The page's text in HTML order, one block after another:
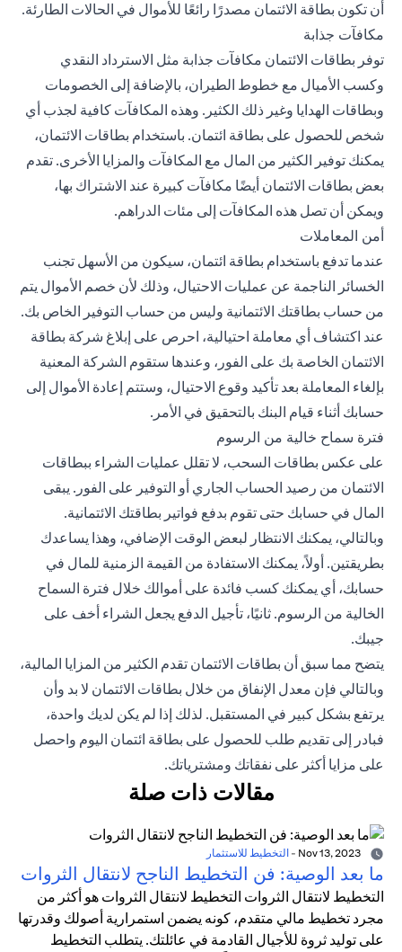
أن تكون بطاقة الائتمان مصدرًا رائعًا للأموال في الحالات الطارئة.
مكافآت جذابة
توفر بطاقات الائتمان مكافآت جذابة مثل الاسترداد النقدي
وكسب الأميال مع خطوط الطيران، بالإضافة إلى الخصومات
وبطاقات الهدايا وغير ذلك الكثير. وهذه المكافآت كافية لجذب أي
شخص للحصول على بطاقة ائتمان. باستخدام بطاقات الائتمان،
يمكنك توفير الكثير من المال مع المكافآت والمزايا الأخرى. تقدم
بعض بطاقات الائتمان أيضًا مكافآت كبيرة عند الاشتراك بها،
ويمكن أن تصل هذه المكافآت إلى مئات الدراهم.
أمن المعاملات
عندما تدفع باستخدام بطاقة ائتمان، سيكون من الأسهل تجنب
الخسائر الناجمة عن عمليات الاحتيال، وذلك لأن خصم الأموال يتم
من حساب بطاقتك الائتمانية وليس من حساب التوفير الخاص بك.
عند اكتشاف أي معاملة احتيالية، احرص على إبلاغ شركة بطاقة
الائتمان الخاصة بك على الفور، وعندها ستقوم الشركة المعنية
بإلغاء المعاملة بعد تأكيد وقوع الاحتيال، وستتم إعادة الأموال إلى
حسابك أثناء قيام البنك بالتحقيق في الأمر.
فترة سماح خالية من الرسوم
على عكس بطاقات السحب، لا تقلل عمليات الشراء ببطاقات
الائتمان من رصيد الحساب الجاري أو التوفير على الفور. يبقى
المال في حسابك حتى تقوم بدفع فواتير بطاقتك الائتمانية.
وبالتالي، يمكنك الانتظار لبعض الوقت الإضافي، وهذا يساعدك
بطريقتين. أولاً، يمكنك الاستفادة من القيمة الزمنية للمال في
حسابك، أي يمكنك كسب فائدة على أموالك خلال فترة السماح
الخالية من الرسوم. ثانيًا، تأجيل الدفع يجعل الشراء أخف على
جيبك.
يتضح مما سبق أن بطاقات الائتمان تقدم الكثير من المزايا المالية،
وبالتالي فإن معدل الإنفاق من خلال بطاقات الائتمان لا بد وأن
يرتفع بشكل كبير في المستقبل. لذلك إذا لم يكن لديك واحدة،
فبادر إلى تقديم طلب للحصول على بطاقة ائتمان اليوم واحصل
على مزايا أكثر على نفقاتك ومشترياتك.
مقالات ذات صلة
- التخطيط للاستثمار
ما بعد الوصية: فن التخطيط الناجح لانتقال الثروات
التخطيط لانتقال الثروات التخطيط لانتقال الثروات هو أكثر من
مجرد تخطيط مالي متقدم، كونه يضمن استمرارية أصولك وقدرتها
على توليد ثروة للأجيال القادمة في عائلتك. يتطلب التخطيط